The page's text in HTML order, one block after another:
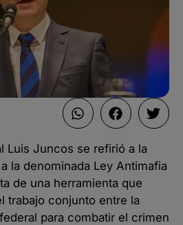
Luis Juncos se refirió a la
la denominada Ley Antimafia
de una herramienta que
trabajo conjunto entre la
para combatir el crimen